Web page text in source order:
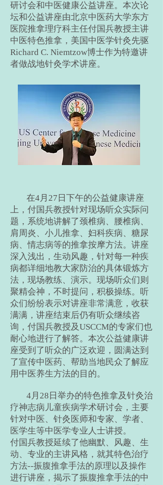
研讨会和中医健康公益讲座。本次论
坛和公益讲座由北京中医药大学东方
医院推拿理疗科主任付国兵教授主讲
中医特色推拿，美国中医学针灸先驱
Richard C. Niemtzow博士作为特邀讲
者做战地针灸学术讲座。
在4月27日下午的公益健康讲座
上，付国兵教授针对现场听众实际问
题，系统地讲解了颈椎病、腰椎病、
肩周炎、小儿推拿、妇科疾病、糖尿
病、情志病等的推拿按摩方法。讲座
深入浅出，生动风趣，针对每一种疾
病都详细地教大家防治的具体锻炼方
法，现场教练、演示。现场听众们则
聚精会神，不时提问，积极操练。听
众们纷纷表示对讲座非常满意，收获
满满，讲座结束后仍有听众继续咨
询，付国兵教授及USCCM的专家们也
耐心地进行了解答。本次公益健康讲
座受到了听众的广泛欢迎，圆满达到
了宣传中医药、帮助当地民众了解应
用中医养生方法的目的。
4月28日举办的特色推拿及针灸治
疗神志病儿童疾病学术研讨会，主要
针对中医、针灸医师和专家、学者、
医学生等中医学专业人士讲授。
付国兵教授延续了他幽默、风趣、生
动、专业的主讲风格，就其特色治疗
方法--振腹推拿手法的原理以及操作
进行讲座，揭示了振腹推拿手法的中